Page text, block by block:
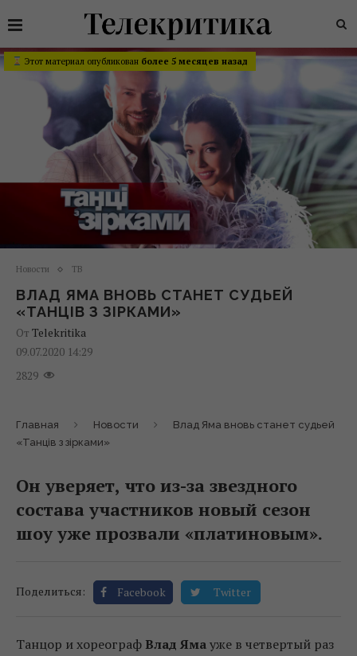
Этот материал опубликован более 5 месяцев назад
Новости ТВ
ВЛАД ЯМА ВНОВЬ СТАНЕТ СУДЬЕЙ
«ТАНЦІВ З ЗІРКАМИ»
От Telekritika
09.07.2020 14:29
2829
Главная Новости
Влад Яма вновь станет судьей
«Танців з зірками»
Он уверяет, что из-за звездного
состава участников новый сезон
шоу уже прозвали «платиновым».
Поделиться: Facebook Twitter
Танцор и хореограф Влад Ямауже в четвертый раз